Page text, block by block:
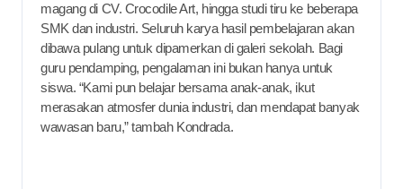
magang di CV. Crocodile Art, hingga studi tiru ke beberapa
SMK dan industri. Seluruh karya hasil pembelajaran akan
dibawa pulang untuk dipamerkan di galeri sekolah. Bagi
guru pendamping, pengalaman ini bukan hanya untuk
siswa. “Kami pun belajar bersama anak-anak, ikut
merasakan atmosfer dunia industri, dan mendapat banyak
wawasan baru,” tambah Kondrada.